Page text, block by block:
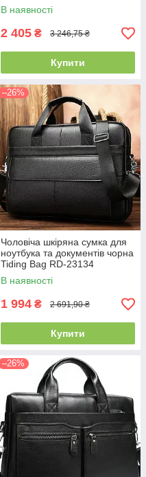
В наявності
2 405 ₴ 3 246,75 ₴
Купити
–26%
Чоловіча шкіряна сумка для
ноутбука та документів чорна
Tiding Bag RD-23134
В наявності
1 994 ₴ 2 691,90 ₴
Купити
–26%